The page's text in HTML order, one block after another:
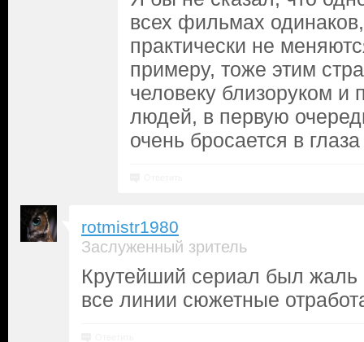
всех фильмах
практически не
примеру, тоже этим
человеку близоруком и
людей, в первую
очень бросается в глаза
rotmistr1980
Заслуженный зритель
Крутейший сериал был жаль
все линии сюжетные